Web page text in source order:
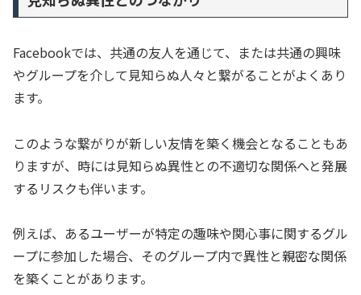
Facebookでは、共通の友人を通じて、または共通の興味
やグループを介して見知らぬ人々と繋がることがよくあり
ます。
このような繋がりが新しい友情を築く機会となることもあ
りますが、時には見知らぬ異性との不適切な関係へと発展
するリスクも伴います。
例えば、あるユーザーが特定の趣味や関心事に関するグル
ープに参加した場合、そのグループ内で異性と親密な関係
を築くことがあります。